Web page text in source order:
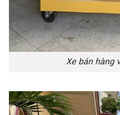
Xe bán hàng